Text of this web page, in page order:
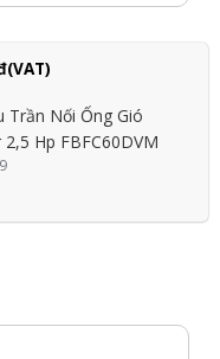
Trần Nối Ống Gió
Hp FBFC60DVM